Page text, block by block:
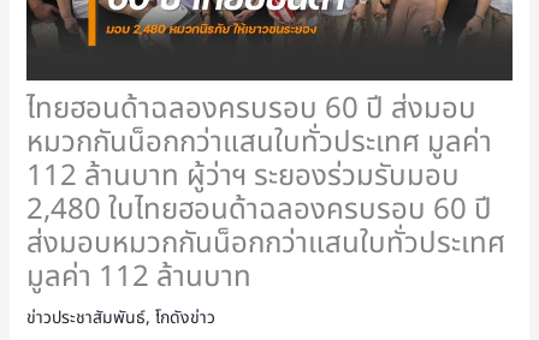
ไทยฮอนด้าฉลองครบรอบ 60 ปี ส่งมอบ
หมวกกันน็อกกว่าแสนใบทั่วประเทศ มูลค่า
112 ล้านบาท ผู้ว่าฯ ระยองร่วมรับมอบ
2,480 ใบไทยฮอนด้าฉลองครบรอบ 60 ปี
ส่งมอบหมวกกันน็อกกว่าแสนใบทั่วประเทศ
มูลค่า 112 ล้านบาท
ข่าวประชาสัมพันธ์, โกดังข่าว